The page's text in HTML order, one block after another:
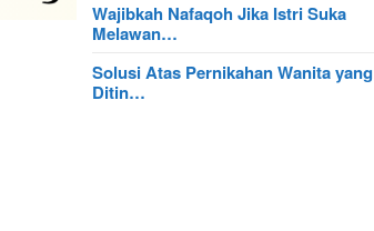
Wajibkah Nafaqoh Jika Istri Suka
Melawan…
Solusi Atas Pernikahan Wanita yang
Ditin…